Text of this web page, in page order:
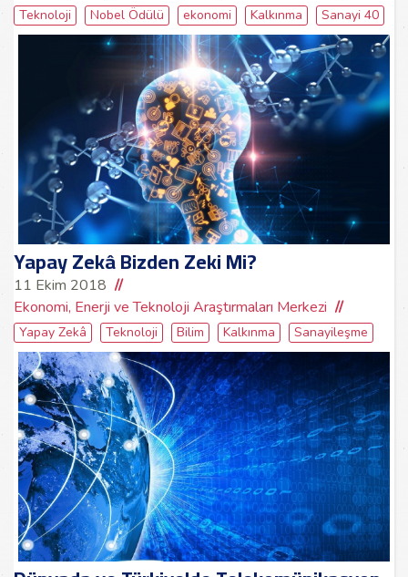
Teknoloji Nobel Ödülü ekonomi Kalkınma Sanayi 40
Yapay Zekâ Bizden Zeki Mi?
11 Ekim 2018
Ekonomi, Enerji ve Teknoloji Araştırmaları Merkezi
Yapay Zekâ Teknoloji Bilim Kalkınma Sanayileşme